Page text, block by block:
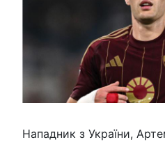
Нападник з України,